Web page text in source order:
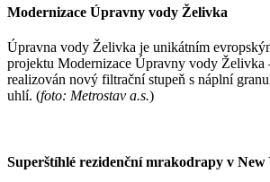
Modernizace Úpravny vody Želivka
Úpravna vody Želivka je unikátním
projektu Modernizace Úpravny vody
realizován nový filtrační stupeň s náplní
uhlí. (foto: Metrostav a.s.)
Superštíhlé rezidenční mrakodrapy v New